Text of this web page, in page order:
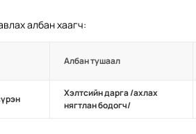
албан хаагч:
Албан тушаал
Хэлтсийн дарга /ахлах
нягтлан бодогч/